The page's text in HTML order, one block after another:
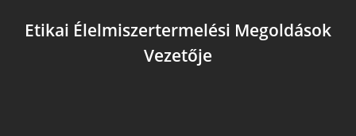
Etikai Élelmiszertermelési Megoldások
Vezetője